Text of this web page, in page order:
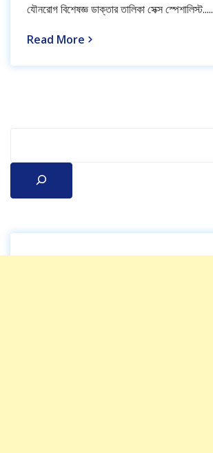
যৌনরোগ বিশেষজ্ঞ ডাক্তার তালিকা সেক্স স্পেশালিস্ট.....
Read More